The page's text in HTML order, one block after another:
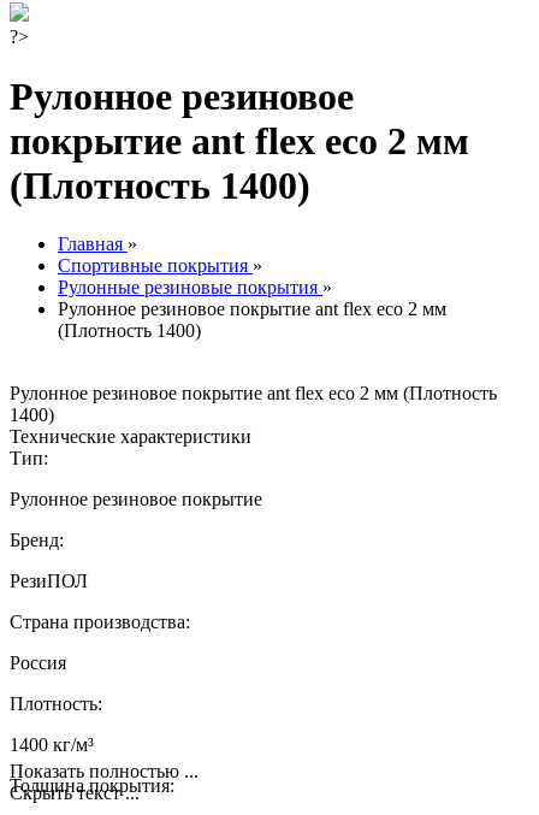
?>
Рулонное резиновое
покрытие ant flex eco 2 мм
(Плотность 1400)
Главная »
Спортивные покрытия »
Рулонные резиновые покрытия »
Рулонное резиновое покрытие ant flex eco 2 мм
(Плотность 1400)
Рулонное резиновое покрытие ant flex eco 2 мм (Плотность
1400)
Технические характеристики
Тип:
Рулонное резиновое покрытие
Бренд:
РезиПОЛ
Страна производства:
Россия
Плотность:
1400 кг/м³
Толщина покрытия:
Показать полностью ...
Скрыть текст ...